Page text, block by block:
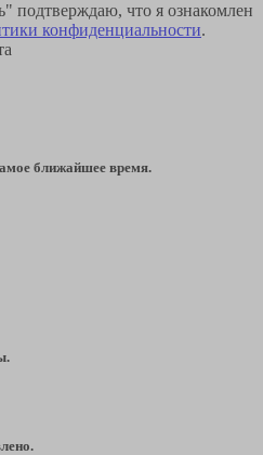
подтверждаю, что я ознакомлен
конфиденциальности.
ближайшее время.